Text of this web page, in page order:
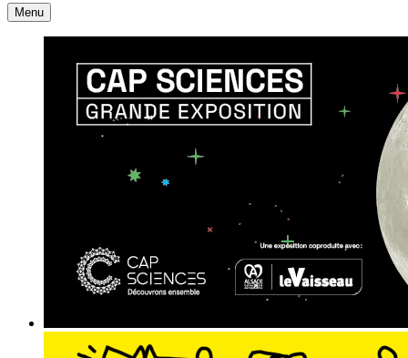
Accueil
Menu Contact